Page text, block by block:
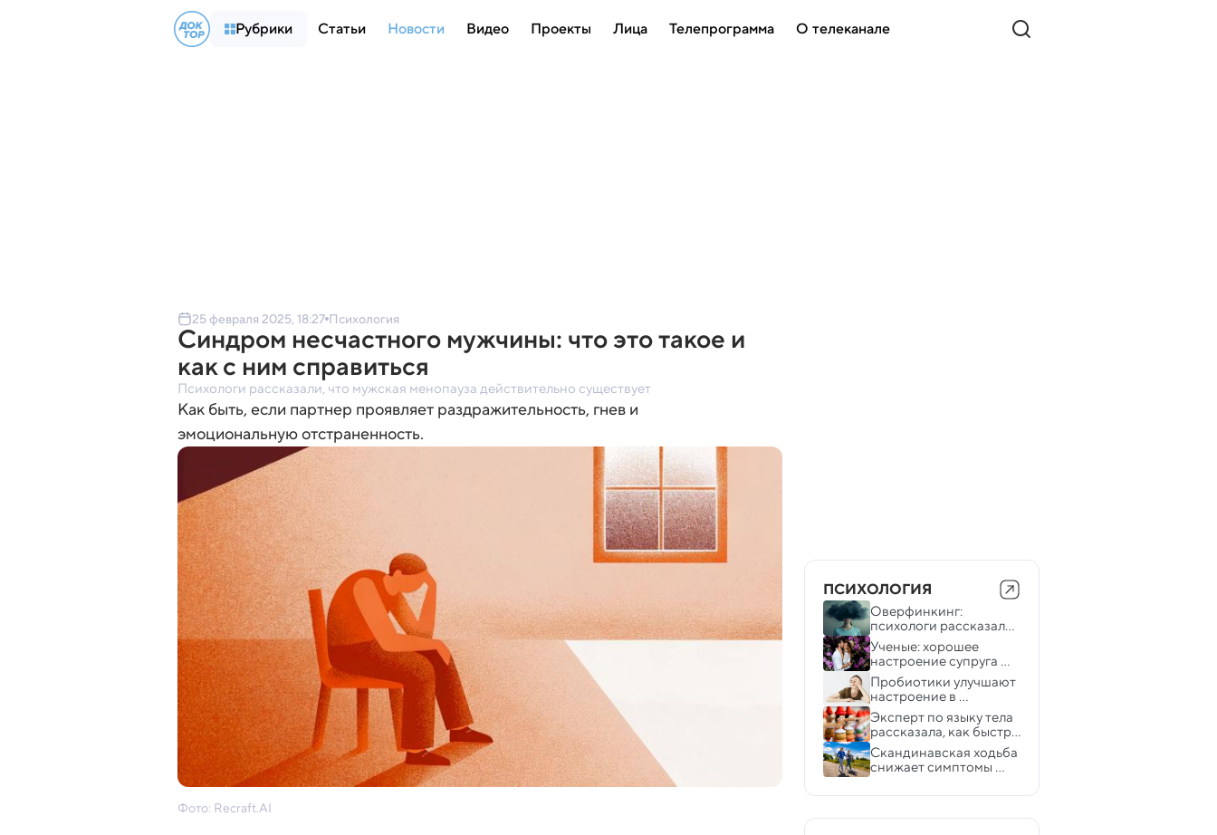
Рубрики Статьи Новости Видео Проекты Лица Телепрограмма О телеканале
25 февраля 2025, 18:27 Психология
Синдром несчастного мужчины: что это такое и
как с ним справиться
Психологи рассказали, что мужская менопауза действительно существует
Как быть, если партнер проявляет раздражительность, гнев и
эмоциональную отстраненность.
Фото: Recraft.AI
ПСИХОЛОГИЯ
Оверфинкинг:
психологи рассказали,
как перестать себя
накручивать
Ученые: хорошее
настроение супруга
оказывает огромное
влияние на ваше
здоровье
Пробиотики улучшают
настроение в
долгосрочной
перспективе — ученые
Эксперт по языку тела
рассказала, как быстро
распознать лжеца
Скандинавская ходьба
снижает симптомы